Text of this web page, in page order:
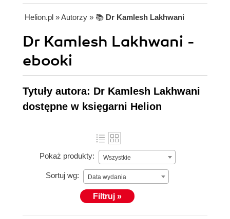
Helion.pl » Autorzy » 📚 Dr Kamlesh Lakhwani
Dr Kamlesh Lakhwani -
ebooki
Tytuły autora: Dr Kamlesh Lakhwani
dostępne w księgarni Helion
Pokaż produkty: Wszystkie
Sortuj wg: Data wydania
Filtruj »